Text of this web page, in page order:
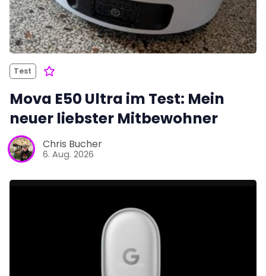
Test
Mova E50 Ultra im Test: Mein
neuer liebster Mitbewohner
Chris Bucher
6. Aug. 2026